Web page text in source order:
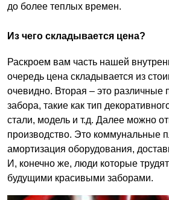
до более теплых времен.
Из чего складывается цена?
Раскроем вам часть нашей
очередь цена складывается из
очевидно. Вторая – это различные
забора, такие как тип
стали, модель и т.д. Далее можно
производство. Это коммунальные
амортизация оборудования,
И, конечно же, люди которые
будущими красивыми заборами.